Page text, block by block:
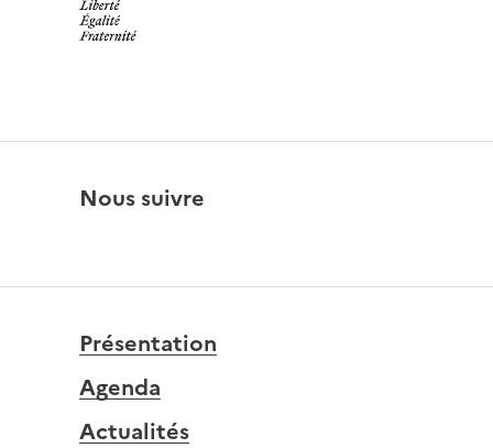
Nous suivre
Présentation
Agenda
Actualités